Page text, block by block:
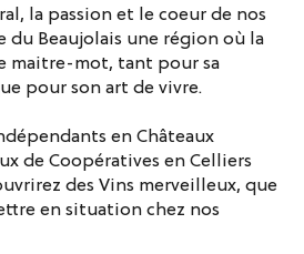
la passion et le coeur de nos
du Beaujolais une région où la
maitre-mot, tant pour sa
pour son art de vivre.
en Châteaux
de Coopératives en Celliers
des Vins merveilleux, que
en situation chez nos